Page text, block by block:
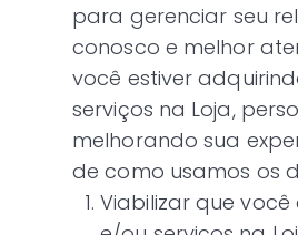
para gerenciar seu
conosco e melhor
você estiver
serviços na Loja,
melhorando sua
de como usamos os
Viabilizar que